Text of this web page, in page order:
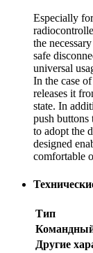
Especially
the
safe
universal
In the case
releases it
state. In
push
to adopt the
designed
comfortable
Тип
Другие